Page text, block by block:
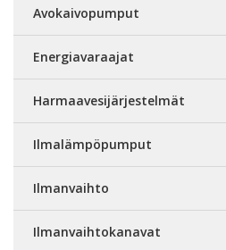
Avokaivopumput
Energiavaraajat
Harmaavesijärjestelmät
Ilmalämpöpumput
Ilmanvaihto
Ilmanvaihtokanavat